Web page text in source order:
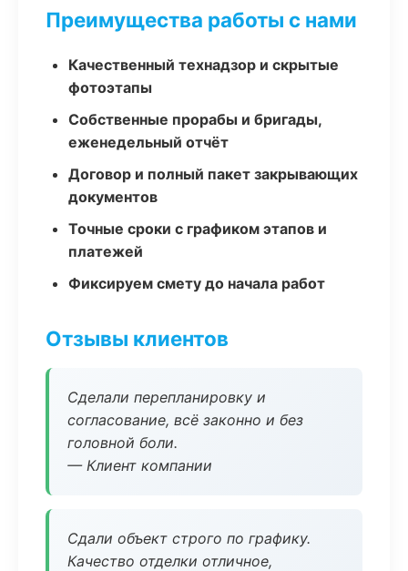
Преимущества работы с нами
Качественный технадзор и скрытые
фотоэтапы
Собственные прорабы и бригады,
еженедельный отчёт
Договор и полный пакет закрывающих
документов
Точные сроки с графиком этапов и
платежей
Фиксируем смету до начала работ
Отзывы клиентов
Сделали перепланировку и
согласование, всё законно и без
головной боли.
— Клиент компании
Сдали объект строго по графику.
Качество отделки отличное,